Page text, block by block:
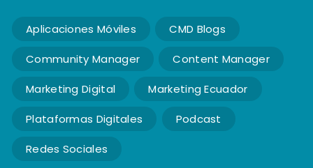
Aplicaciones Móviles CMD Blogs
Community Manager Content Manager
Marketing Digital Marketing Ecuador
Plataformas Digitales Podcast
Redes Sociales